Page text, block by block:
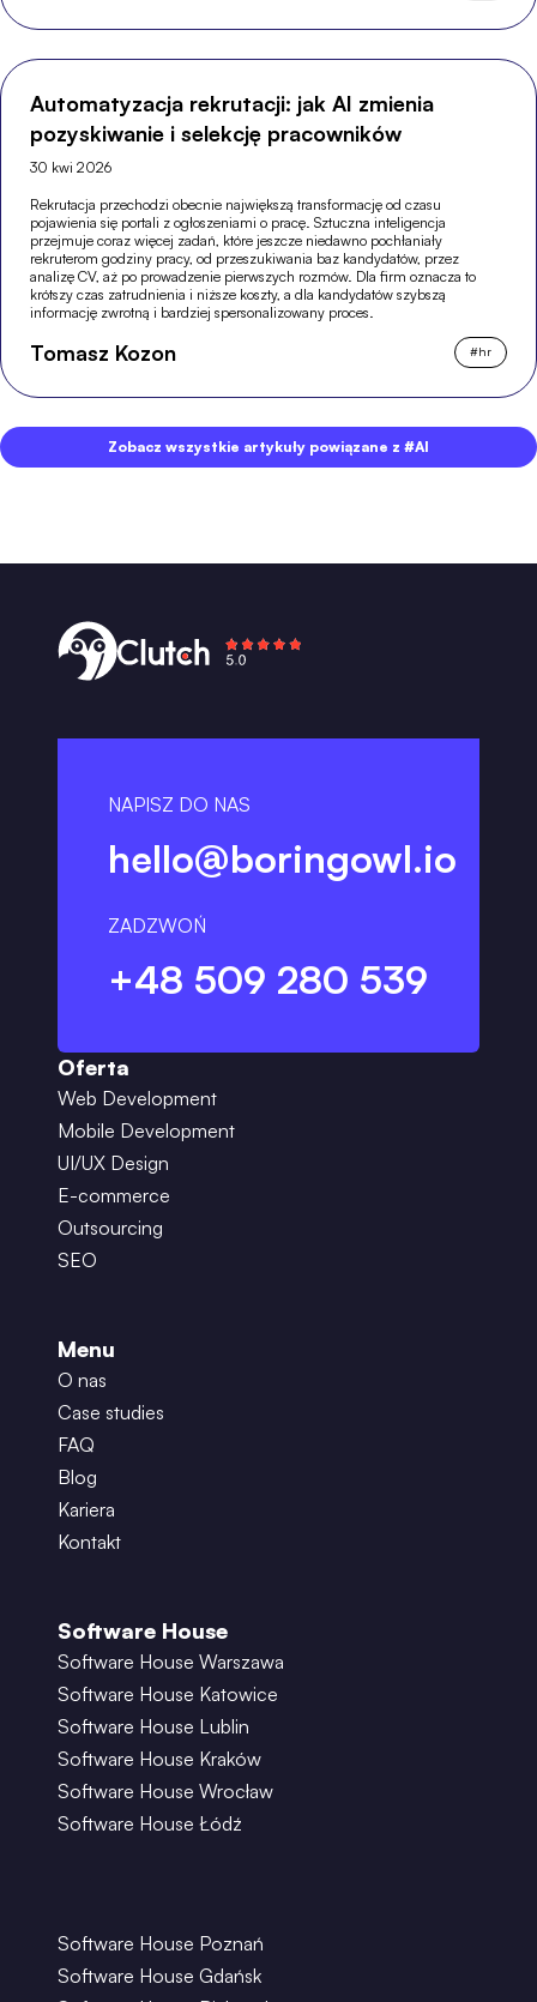
Automatyzacja rekrutacji: jak AI zmienia
pozyskiwanie i selekcję pracowników
30 kwi 2026
Rekrutacja przechodzi obecnie największą transformację od czasu
pojawienia się portali z ogłoszeniami o pracę. Sztuczna inteligencja
przejmuje coraz więcej zadań, które jeszcze niedawno pochłaniały
rekruterom godziny pracy, od przeszukiwania baz kandydatów, przez
analizę CV, aż po prowadzenie pierwszych rozmów. Dla firm oznacza to
krótszy czas zatrudnienia i niższe koszty, a dla kandydatów szybszą
informację zwrotną i bardziej spersonalizowany proces.
Tomasz Kozon #hr
Zobacz wszystkie artykuły powiązane z #AI
NAPISZ DO NAS
hello@boringowl.io
ZADZWOŃ
+48 509 280 539
Oferta
Web Development
Mobile Development
UI/UX Design
E-commerce
Outsourcing
SEO
Menu
O nas
Case studies
FAQ
Blog
Kariera
Kontakt
Software House
Software House Warszawa
Software House Katowice
Software House Lublin
Software House Kraków
Software House Wrocław
Software House Łódź
Software House Poznań
Software House Gdańsk